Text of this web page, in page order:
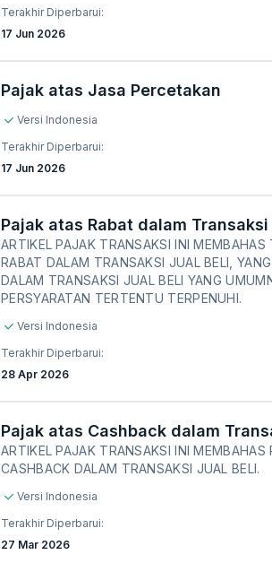
Terakhir Diperbarui:
17 Jun 2026
Pajak atas Jasa Percetakan
Versi Indonesia
Terakhir Diperbarui:
17 Jun 2026
Pajak atas Rabat dalam
ARTIKEL PAJAK TRANSAKSI INI MEMBAHAS
RABAT DALAM TRANSAKSI JUAL BELI,
DALAM TRANSAKSI JUAL BELI YANG
PERSYARATAN TERTENTU TERPENUHI.
Versi Indonesia
Terakhir Diperbarui:
28 Apr 2026
Pajak atas Cashback dalam
ARTIKEL PAJAK TRANSAKSI INI MEMBAHAS
CASHBACK DALAM TRANSAKSI JUAL BELI.
Versi Indonesia
Terakhir Diperbarui:
27 Mar 2026